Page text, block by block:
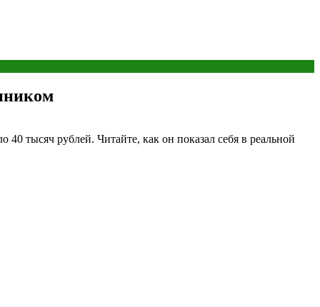
тысяч рублей. Читайте, как он показал себя в реальной